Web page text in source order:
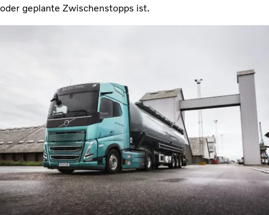
oder geplante Zwischenstopps ist.